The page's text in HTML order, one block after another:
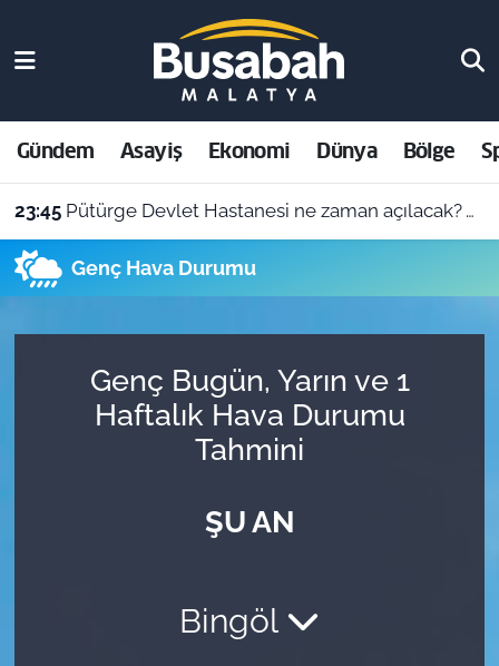
Gündem Asayiş Ekonomi Dünya Bölge
23:45 Pütürge Devlet Hastanesi ne zaman açılacak? Vali Yavuz açıkladı
Genç Hava Durumu
Genç Bugün, Yarın ve 1
Haftalık Hava Durumu
Tahmini
ŞU AN
Bingöl
Asayiş
Ekonomi
Dünya
Spor
Resmi İlanlar
Malatya Nöbetçi Eczaneler
Malatya Hava Durumu
Malatya Namaz Vakitleri
Malatya Trafik Yoğunluk Haritası
Tüm Manşetler
Son Dakika Haberleri